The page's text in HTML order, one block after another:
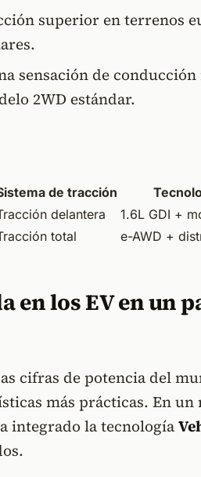
superior en terrenos
sensación de
2WD estándar.
de tracción
delantera
1.6L GDI +
total e-AWD +
los EV en un
cifras de potencia del
más prácticas. En
integrado la tecnología